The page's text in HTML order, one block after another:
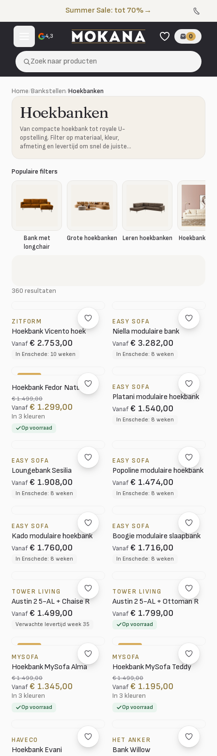
Summer Sale: tot 70% →
4,3 0
Zoek naar producten
Home/Bankstellen/Hoekbanken
Hoekbanken
Van compacte hoekbank tot royale U-
opstelling. Filter op materiaal, kleur,
afmeting en levertijd om snel de juiste
Populaire filters
Bank met
longchair
Grote hoekbanken Leren hoekbanken Hoekbank
360 resultaten
ZITFORM
Hoekbank Vicento hoek
Vanaf € 2.753,00
In Enschede: 10 weken
EASY SOFA
Niella modulaire bank
Vanaf € 3.282,00
In Enschede: 8 weken
Hoekbank Fedor Naturel
€ 1.499,00
Vanaf € 1.299,00
In 3 kleuren
Op voorraad
EASY SOFA
Platani modulaire hoekbank
Vanaf € 1.540,00
In Enschede: 8 weken
EASY SOFA
Loungebank Sesilia
Vanaf € 1.908,00
In Enschede: 8 weken
EASY SOFA
Popoline modulaire hoekbank
Vanaf € 1.474,00
In Enschede: 8 weken
EASY SOFA
Kado modulaire hoekbank
Vanaf € 1.760,00
In Enschede: 8 weken
EASY SOFA
Boogie modulaire slaapbank
Vanaf € 1.716,00
In Enschede: 8 weken
TOWER LIVING
Austin 2 5-AL + Chaise R
Vanaf € 1.499,00
Verwachte levertijd week 35
TOWER LIVING
Austin 2 5-AL + Ottoman R
Vanaf € 1.799,00
Op voorraad
MYSOFA
Hoekbank MySofa Alma
€ 1.499,00
Vanaf € 1.345,00
In 3 kleuren
Op voorraad
MYSOFA
Hoekbank MySofa Teddy
€ 1.499,00
Vanaf € 1.195,00
In 3 kleuren
Op voorraad
HAVECO
Hoekbank Evani
HET ANKER
Bank Willow